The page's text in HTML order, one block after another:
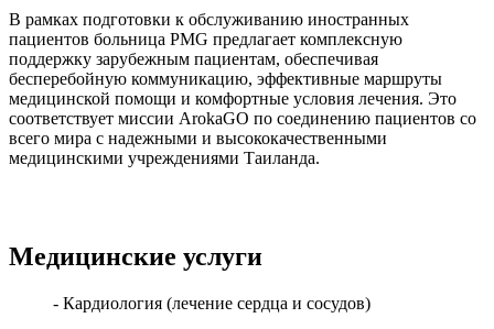
В рамках подготовки к обслуживанию иностранных
пациентов больница PMG предлагает комплексную
поддержку зарубежным пациентам, обеспечивая
бесперебойную коммуникацию, эффективные маршруты
медицинской помощи и комфортные условия лечения. Это
соответствует миссии ArokaGO по соединению пациентов со
всего мира с надежными и высококачественными
медицинскими учреждениями Таиланда.
Медицинские услуги
- Кардиология (лечение сердца и сосудов)